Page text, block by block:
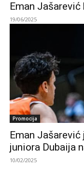
Eman
19/06/2025
Promocija
Eman
juniora Dubaija
10/02/2025